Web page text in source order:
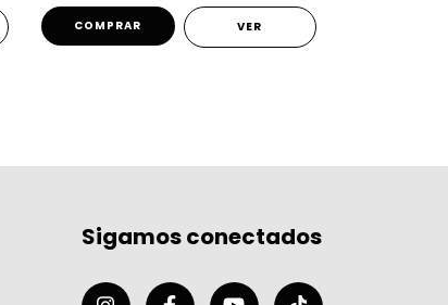
COMPRAR VER
Sigamos conectados